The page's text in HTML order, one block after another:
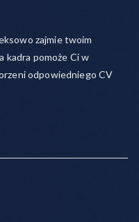
zajmie twoim
kadra pomoże Ci w
odpowiedniego CV